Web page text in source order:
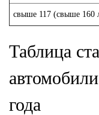
свыше 117 (свыше 160
Таблица
года